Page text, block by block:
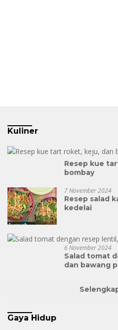
Kuliner
Resep kue
bombay
7 November 2024
Resep salad
kedelai
6 November 2024
Salad tomat
dan bawang
Gaya Hidup